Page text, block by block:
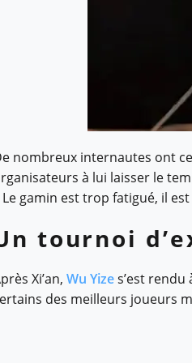
nombreux internautes ont
à lui laisser le
Le gamin est trop fatigué, il
tournoi
Xi’an, Wu Yizes’est
des meilleurs joueurs